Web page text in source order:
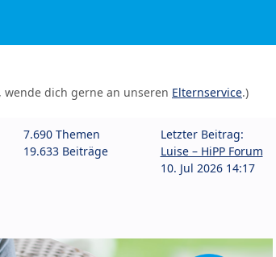
wende dich gerne an unseren Elternservice.)
7.690 Themen
19.633 Beiträge
Letzter Beitrag:
Luise – HiPP Forum
10. Jul 2026 14:17